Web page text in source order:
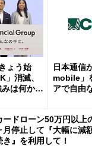
ょう始
消滅、
は何か解
日本通信
mobile」
アで自由
ードローン50万円以上
月停止して『大幅に減
き』を利用して！